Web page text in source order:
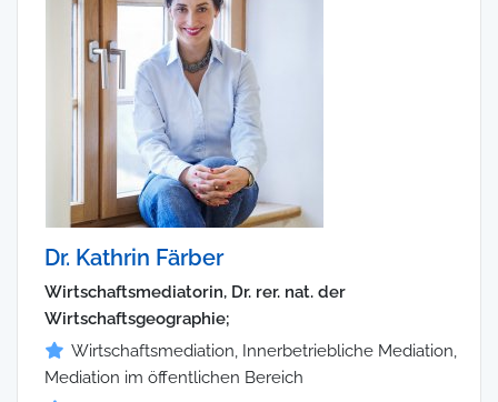
Dr. Kathrin Färber
Wirtschaftsmediatorin, Dr. rer. nat. der
Wirtschaftsgeographie;
Wirtschaftsmediation, Innerbetriebliche Mediation,
Mediation im öffentlichen Bereich